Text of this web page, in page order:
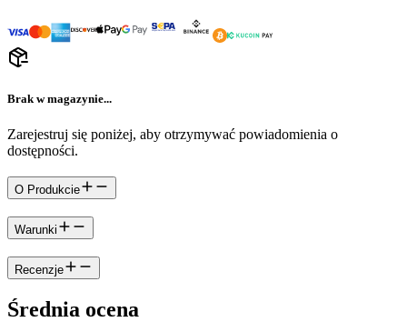
Brak w magazynie...
Zarejestruj się poniżej, aby otrzymywać powiadomienia o
dostępności.
O Produkcie
Warunki
Recenzje
Średnia ocena